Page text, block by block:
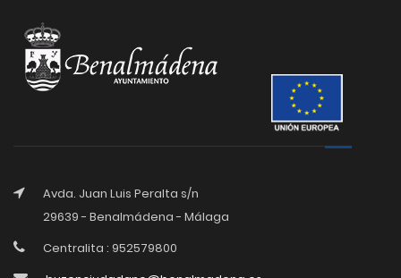
Avda. Juan Luis Peralta s/n
29639 - Benalmádena - Málaga
Centralita : 952579800